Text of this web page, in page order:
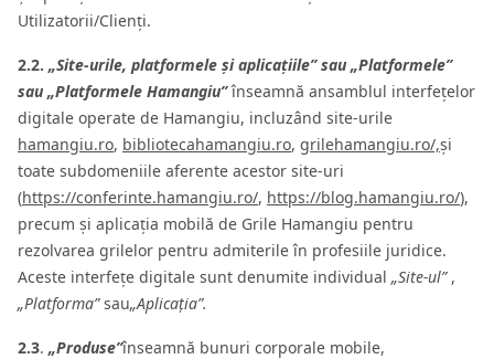
Utilizatorii/Clienți.
2.2. „Site-urile, platformele și aplicațiile” sau „Platformele”
sau „Platformele Hamangiu”înseamnă ansamblul interfețelor
digitale operate de Hamangiu, incluzând site-urile
hamangiu.ro, bibliotecahamangiu.ro, grilehamangiu.ro/,și
toate subdomeniile aferente acestor site-uri
(https://conferinte.hamangiu.ro/, https://blog.hamangiu.ro/),
precum și aplicația mobilă de Grile Hamangiu pentru
rezolvarea grilelor pentru admiterile în profesiile juridice.
Aceste interfețe digitale sunt denumite individual „Site-ul”,
„Platforma”sau„Aplicația”.
2.3. „Produse”înseamnă bunuri corporale mobile,